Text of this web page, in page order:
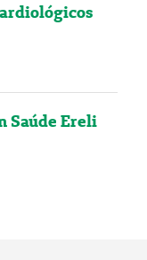
Saúde Ereli